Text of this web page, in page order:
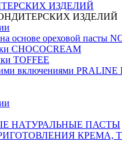
ИЗДЕЛИЙ
ИЗДЕЛИЙ
основе ореховой пасты
CHOCOCREAM
TOFFEE
включениями PRALINE
НАТУРАЛЬНЫЕ ПАСТЫ
КРЕМА,